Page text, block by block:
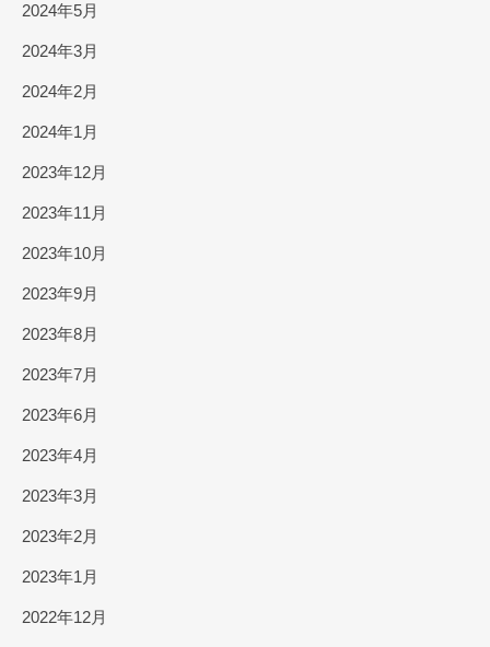
2024年5月
2024年3月
2024年2月
2024年1月
2023年12月
2023年11月
2023年10月
2023年9月
2023年8月
2023年7月
2023年6月
2023年4月
2023年3月
2023年2月
2023年1月
2022年12月